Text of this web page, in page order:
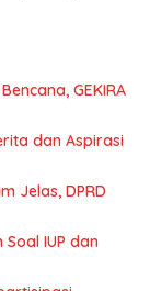
GEKIRA
dan Aspirasi
Jelas, DPRD
IUP dan